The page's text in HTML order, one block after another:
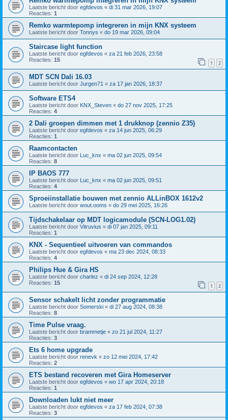
Laatste bericht door egfdevos « di 31 mar 2026, 19:07
Reacties: 1
Remko warmtepomp integreren in mijn KNX systeem
Laatste bericht door Tonnys « do 19 mar 2026, 09:04
Staircase light function
Laatste bericht door egfdevos « za 21 feb 2026, 23:58
Reacties: 15 1 2
MDT SCN Dali 16.03
Laatste bericht door Jurgen71 « za 17 jan 2026, 18:37
Software ETS4
Laatste bericht door KNX_Steven « do 27 nov 2025, 17:25
Reacties: 4
2 Dali groepen dimmen met 1 drukknop (zennio Z35)
Laatste bericht door egfdevos « za 14 jun 2025, 06:29
Reacties: 1
Raamcontacten
Laatste bericht door Luc_knx « ma 02 jun 2025, 09:54
Reacties: 8
IP BAOS 777
Laatste bericht door Luc_knx « ma 02 jun 2025, 09:51
Reacties: 4
Sproeiinstallatie bouwen met zennio ALLinBOX 1612v2
Laatste bericht door wout.ooms « do 29 mei 2025, 16:26
Tijdschakelaar op MDT logicamodule (SCN-LOG1.02)
Laatste bericht door Vitruvius « di 07 jan 2025, 09:11
Reacties: 1
KNX - Sequentieel uitvoeren van commandos
Laatste bericht door egfdevos « ma 23 dec 2024, 08:33
Reacties: 4
Philips Hue & Gira HS
Laatste bericht door charlez « di 24 sep 2024, 12:28
Reacties: 15 1 2
Sensor schakelt licht zonder programmatie
Laatste bericht door Somerski « di 27 aug 2024, 08:38
Reacties: 8
Time Pulse vraag.
Laatste bericht door brammetje « zo 21 jul 2024, 11:27
Reacties: 3
Ets 6 home upgrade
Laatste bericht door renevk « zo 12 mei 2024, 17:42
Reacties: 2
ETS bestand recoveren met Gira Homeserver
Laatste bericht door egfdevos « wo 17 apr 2024, 20:18
Reacties: 1
Downloaden lukt niet meer
Laatste bericht door egfdevos « za 17 feb 2024, 07:38
Reacties: 3